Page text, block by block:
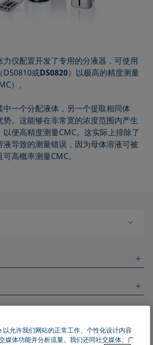
力仪配置开发了专用的分液器，可使用
DS0810或DS0820）以极高的精度测量
）。
中一个分配液体，另一个提取相同体
势。这能够在非常宽的浓度范围内产生
便高精度测量CMC。这实际上排除了
液导致的测量错误，因为母体溶液可被
高概率测量CMC。
以允许我们网站的正常工作、个性化设计内容
媒体功能并分析流量。我们还同社交媒体、广